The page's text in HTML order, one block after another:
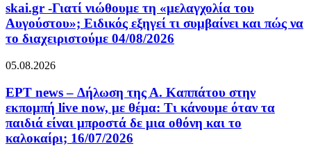
skai.gr -Γιατί νιώθουμε τη «μελαγχολία του
Αυγούστου»; Ειδικός εξηγεί τι συμβαίνει και πώς να
το διαχειριστούμε 04/08/2026
05.08.2026
ΕΡΤ news – Δήλωση της Α. Καππάτου στην
εκπομπή live now, με θέμα: Τι κάνουμε όταν τα
παιδιά είναι μπροστά δε μια οθόνη και το
καλοκαίρι; 16/07/2026